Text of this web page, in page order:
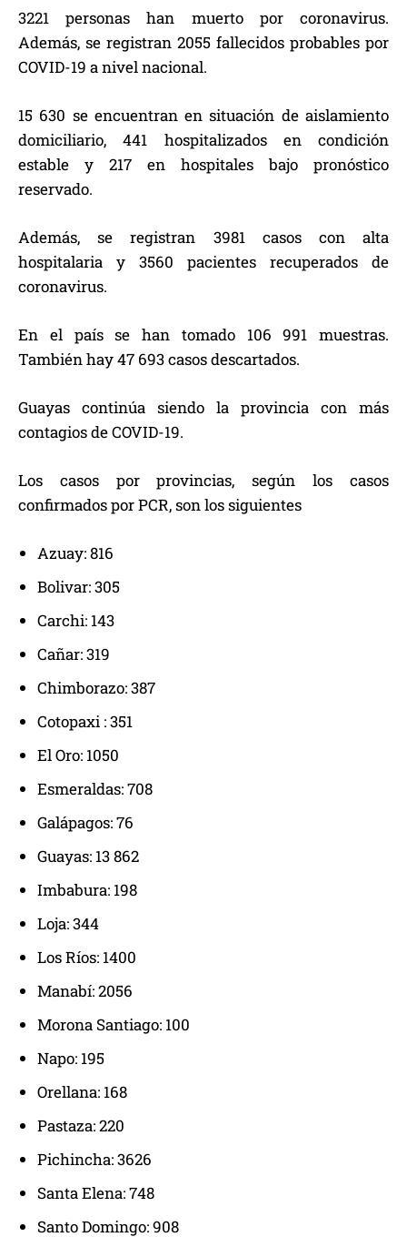
3221 personas han muerto por coronavirus.
Además, se registran 2055 fallecidos probables por
COVID-19 a nivel nacional.
15 630 se encuentran en situación de aislamiento
domiciliario, 441 hospitalizados en condición
estable y 217 en hospitales bajo pronóstico
reservado.
Además, se registran 3981 casos con alta
hospitalaria y 3560 pacientes recuperados de
coronavirus.
En el país se han tomado 106 991 muestras.
También hay 47 693 casos descartados.
Guayas continúa siendo la provincia con más
contagios de COVID-19.
Los casos por provincias, según los casos
confirmados por PCR, son los siguientes
Azuay: 816
Bolivar: 305
Carchi: 143
Cañar: 319
Chimborazo: 387
Cotopaxi : 351
El Oro: 1050
Esmeraldas: 708
Galápagos: 76
Guayas: 13 862
Imbabura: 198
Loja: 344
Los Ríos: 1400
Manabí: 2056
Morona Santiago: 100
Napo: 195
Orellana: 168
Pastaza: 220
Pichincha: 3626
Santa Elena: 748
Santo Domingo: 908